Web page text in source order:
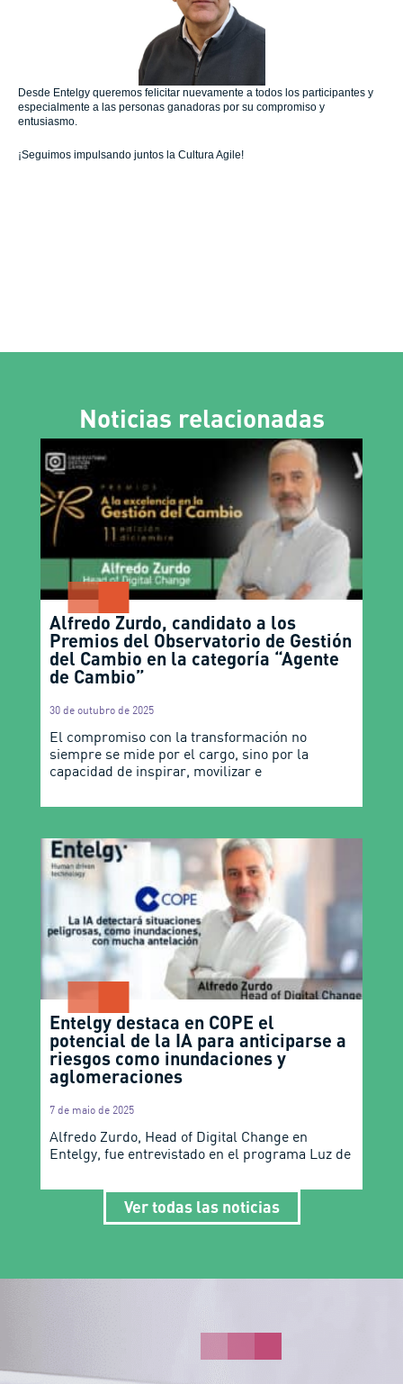
Desde Entelgy queremos felicitar nuevamente a todos los participantes y
especialmente a las personas ganadoras por su compromiso y
entusiasmo.
¡Seguimos impulsando juntos la Cultura Agile!
Noticias relacionadas
Alfredo Zurdo, candidato a los
Premios del Observatorio de Gestión
del Cambio en la categoría “Agente
de Cambio”
30 de outubro de 2025
El compromiso con la transformación no
siempre se mide por el cargo, sino por la
capacidad de inspirar, movilizar e
Entelgy destaca en COPE el
potencial de la IA para anticiparse a
riesgos como inundaciones y
aglomeraciones
7 de maio de 2025
Alfredo Zurdo, Head of Digital Change en
Entelgy, fue entrevistado en el programa Luz de
Ver todas las noticias